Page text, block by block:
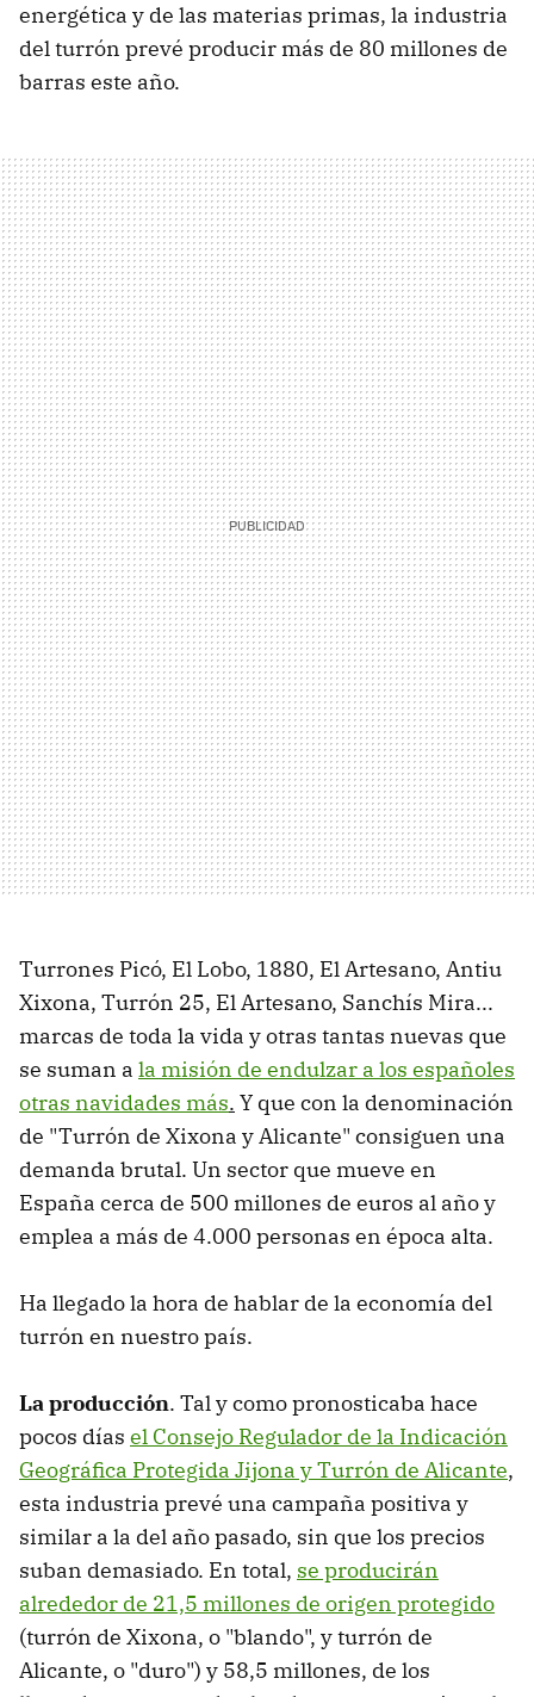
energética y de las materias primas, la industria
del turrón prevé producir más de 80 millones de
barras este año.
Turrones Picó, El Lobo, 1880, El Artesano, Antiu
Xixona, Turrón 25, El Artesano, Sanchís Mira...
marcas de toda la vida y otras tantas nuevas que
se suman a la misión de endulzar a los españoles
otras navidades más. Y que con la denominación
de "Turrón de Xixona y Alicante" consiguen una
demanda brutal. Un sector que mueve en
España cerca de 500 millones de euros al año y
emplea a más de 4.000 personas en época alta.
Ha llegado la hora de hablar de la economía del
turrón en nuestro país.
La producción. Tal y como pronosticaba hace
pocos días el Consejo Regulador de la Indicación
Geográfica Protegida Jijona y Turrón de Alicante,
esta industria prevé una campaña positiva y
similar a la del año pasado, sin que los precios
suban demasiado. En total, se producirán
alrededor de 21,5 millones de origen protegido
(turrón de Xixona, o "blando", y turrón de
Alicante, o "duro") y 58,5 millones, de los